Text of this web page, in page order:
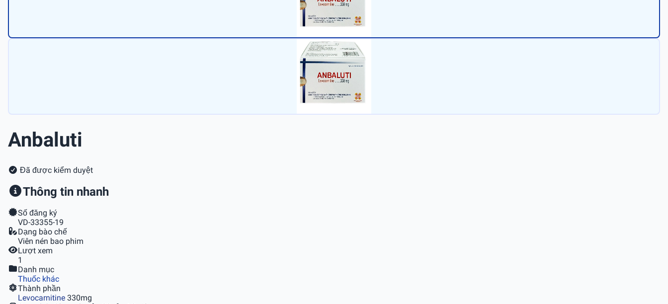
Anbaluti
Đã được kiểm duyệt
Thông tin nhanh
Số đăng ký
VD-33355-19
Dạng bào chế
Viên nén bao phim
Lượt xem
1
Danh mục
Thuốc khác
Thành phần
Levocarnitine 330mg